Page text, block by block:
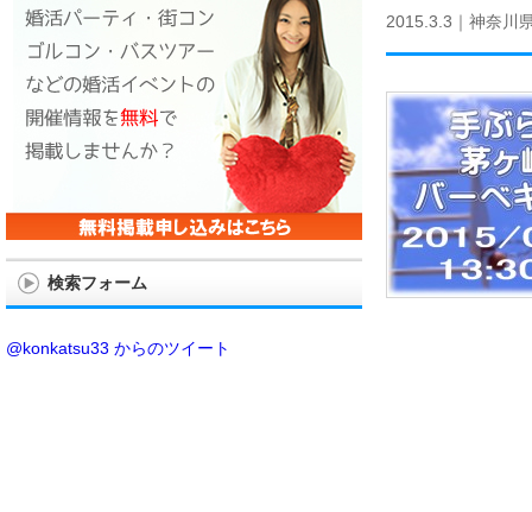
2015.3.3｜ 神奈川
検索フォーム
@konkatsu33 からのツイート